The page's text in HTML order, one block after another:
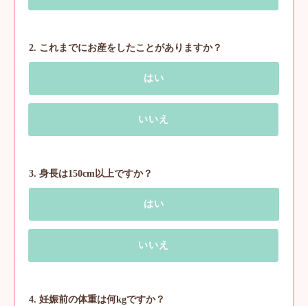
2. これまでにお産をしたことがありますか？
はい
いいえ
3. 身長は150cm以上ですか？
はい
いいえ
4. 妊娠前の体重は何kgですか？